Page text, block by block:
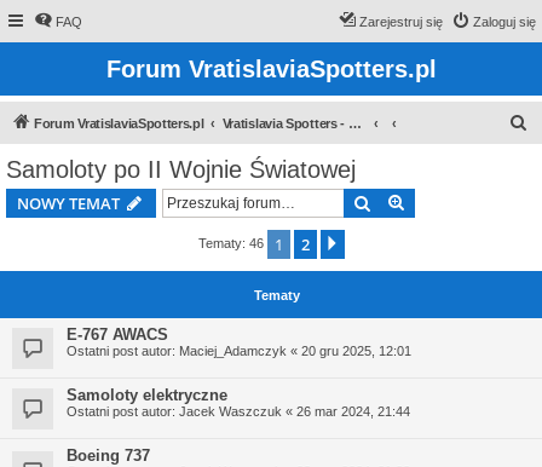
FAQ Zaloguj się
Zarejestruj się
Forum VratislaviaSpotters.pl
Forum VratislaviaSpotters.pl Vratislavia Spotters - Wroclawska grupa spotterska
Samoloty po II Wojnie Światowej
NOWY TEMAT Szukaj
Tematy: 46 1 2
Tematy
E-767 AWACS
Ostatni post autor: Maciej_Adamczyk « 20 gru 2025, 12:01
Samoloty elektryczne
Ostatni post autor: Jacek Waszczuk « 26 mar 2024, 21:44
Boeing 737